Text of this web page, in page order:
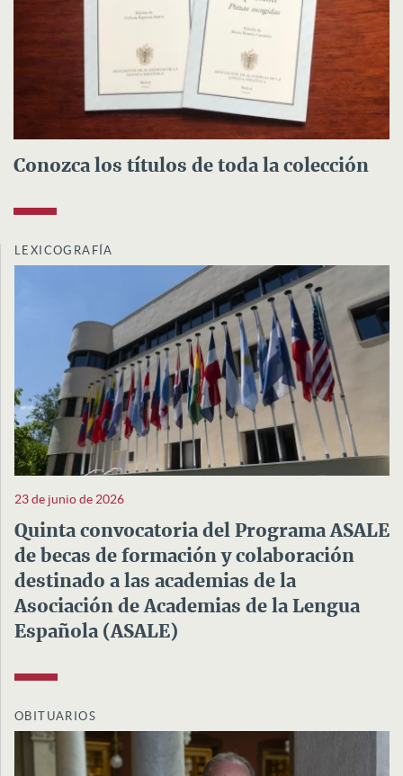
Conozca los títulos de toda la colección
LEXICOGRAFÍA
23 de junio de 2026
Quinta convocatoria del Programa ASALE
de becas de formación y colaboración
destinado a las academias de la
Asociación de Academias de la Lengua
Española (ASALE)
OBITUARIOS